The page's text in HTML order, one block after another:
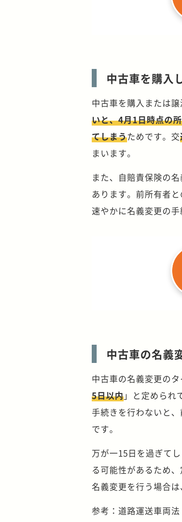
中古車を購入
中古車を購入または
いと、4月1日時点の
てしまうためです。交
まいます。
また、自賠責保険の
あります。前所有者
速やかに名義変更の手
中古車の名義
中古車の名義変更の
5日以内」と定められ
手続きを行わないと
です。
万が一15日を過ぎて
る可能性があるため
名義変更を行う場合
参考：道路運送車両